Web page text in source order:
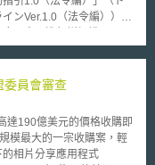
ンVer.1.0（法令編））係
前，業者應先盤點該地區
建立可多次往返的飛行航
無人機業者，著手建立相
服務，還需提高民眾對物
支持。最後，為確保飛航
外，亦應制定安全飛行操
委員會審查
190億美元的價格收購即
模最大的一宗收購案，輕
相片分享應用程式